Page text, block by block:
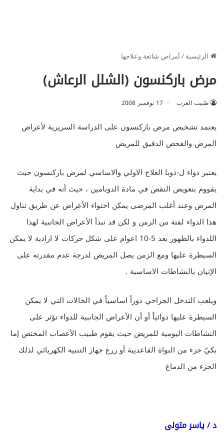
الرئيسية/أمراض شائعة وعلاجها
مرض باركنسون (الشلل الرعاش)
طبيب العرب 17 نوفمبر 2008
يعتمد تشخيص مرض باركنسون على الدراسة السريرية لأعراض
المرض والفحص الدقيق للمريض
يعتبر دواء ل-دوبا العلاج الاولي والاساسي لمرض باركنسون حيث
يقووم بتعويض النقص في مادة الدوبامين ، حيث أنه في بداية
المرض وعند أغلب المرضى يمكن احتواء الأعراض عن طريق تناول
هذا الدواء لفتة من الزمن و لكن قد تبدأ الأعراض الجانبية لهذا
اللدواء بالظهور بعد 5-10 اعوام على شكل حركات لا ارادية لا يمكن
السيطرة عليها ومع الزمن يصل المريض لدرجة عدم مقدرته على
الإتيان بالنشاطات الاساسية .
ويلعب التدخل الجراحي دوراً اساسياً في الحالات التي لا يمكن
السيطرة عليها دوائياً أو أن الأعراض الجانبية للدواء تؤثر على
النشاطات اليومية للمريض حيث يقوم طبيب الأعصاب المختص إما
بكيّ جزء من النواة القاعديية أو زرع جهاز التنبيه الكهربائي لذلك
الجزء من الدماغ
د / ياسر متولى